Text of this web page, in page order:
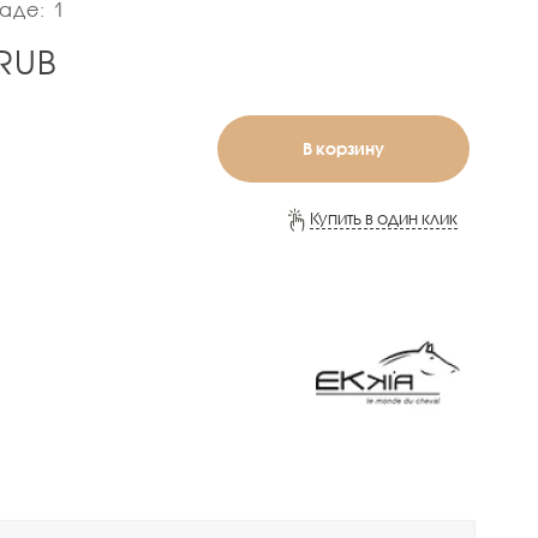
1
В корзину
Купить в один клик